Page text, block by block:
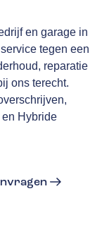
en garage in
tegen een
reparatie
ons terecht.
Hybride